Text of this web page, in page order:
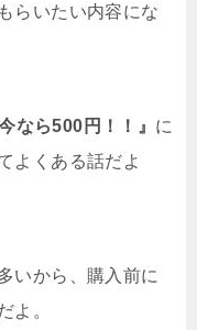
らいたい内容にな
今なら500円！！』 に
よくある話だよ
いから、購入前に
よ。